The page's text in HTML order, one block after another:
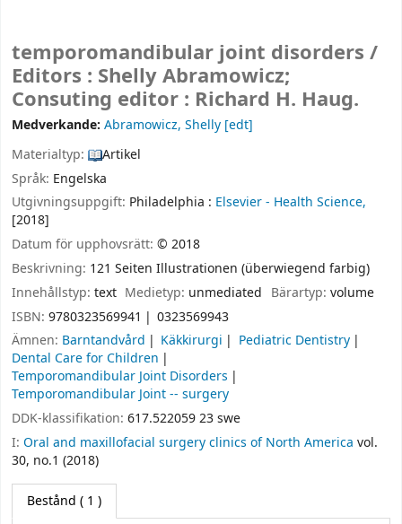
temporomandibular joint disorders /
Editors : Shelly Abramowicz;
Consuting editor : Richard H. Haug.
Medverkande: Abramowicz, Shelly [edt]
Materialtyp:
Artikel
Språk: Engelska
Utgivningsuppgift: Philadelphia : Elsevier - Health Science,
[2018]
Datum för upphovsrätt: © 2018
Beskrivning: 121 Seiten Illustrationen (überwiegend farbig)
Innehållstyp: text Medietyp: unmediated Bärartyp: volume
ISBN: 9780323569941
0323569943
Ämnen: Barntandvård Käkkirurgi
Pediatric Dentistry
Dental Care for Children
Temporomandibular Joint Disorders
Temporomandibular Joint -- surgery
DDK-klassifikation: 617.522059 23 swe
I: Oral and maxillofacial surgery clinics of North America vol.
30, no.1 (2018)
Bestånd ( 1 )